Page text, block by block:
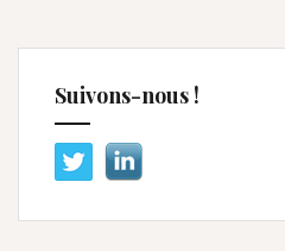
Suivons-nous !